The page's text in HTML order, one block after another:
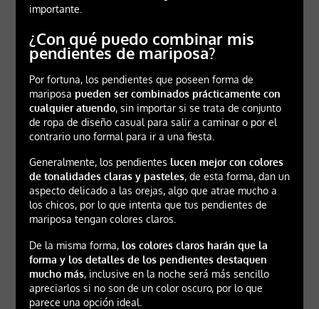
importante.
¿Con qué puedo combinar mis
pendientes de mariposa?
Por fortuna, los pendientes que poseen forma de
mariposa pueden ser combinados prácticamente con
cualquier atuendo, sin importar si se trata de conjunto
de ropa de diseño casual para salir a caminar o por el
contrario uno formal para ir a una fiesta.
Generalmente, los pendientes lucen mejor con colores
de tonalidades claras y pasteles, de esta forma, dan un
aspecto delicado a las orejas, algo que atrae mucho a
los chicos, por lo que intenta que tus pendientes de
mariposa tengan colores claros.
De la misma forma, los colores claros harán que la
forma y los detalles de los pendientes destaquen
mucho más, inclusive en la noche será más sencillo
apreciarlos si no son de un color oscuro, por lo que
parece una opción ideal.